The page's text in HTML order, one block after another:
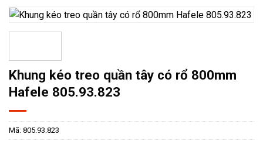
Khung kéo treo quần tây có rổ 800mm
Hafele 805.93.823
Mã: 805.93.823